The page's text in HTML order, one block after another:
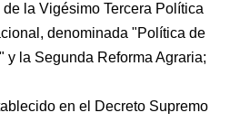
la Vigésimo Tercera Política
denominada "Política de
y la Segunda Reforma Agraria;
en el Decreto Supremo